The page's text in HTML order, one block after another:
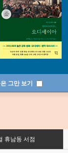
그만 보기
휴남동 서점